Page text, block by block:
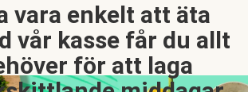
vara enkelt att äta
vår kasse får du allt
för att laga